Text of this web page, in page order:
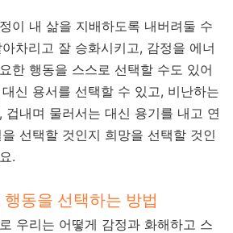
이 내 삶을 지배하도록 내버려둘 수
차리고 잘 승화시키고, 감정을 에너
한 행동을 스스로 선택할 수도 있어
신 용서를 선택할 수 있고, 비난하는
겁내며 물러서는 대신 용기를 내고 연
선택할 것인지 희망을 선택할 것인
.
동을 선택하는 방법
우리는 어떻게 감정과 화해하고 스